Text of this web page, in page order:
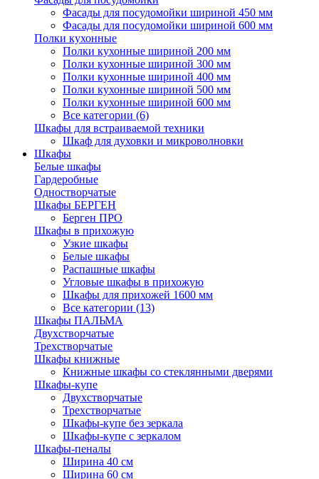
Фасады для посудомойки шириной 450 мм
Фасады для посудомойки шириной 600 мм
Полки кухонные
Полки кухонные шириной 200 мм
Полки кухонные шириной 300 мм
Полки кухонные шириной 400 мм
Полки кухонные шириной 500 мм
Полки кухонные шириной 600 мм
Все категории (6)
Шкафы для встраиваемой техники
Шкаф для духовки и микроволновки
Шкафы
Белые шкафы
Гардеробные
Одностворчатые
Шкафы БЕРГЕН
Берген ПРО
Шкафы в прихожую
Узкие шкафы
Белые шкафы
Распашные шкафы
Угловые шкафы в прихожую
Шкафы для прихожей 1600 мм
Все категории (13)
Шкафы ПАЛЬМА
Двухстворчатые
Трехстворчатые
Шкафы книжные
Книжные шкафы со стеклянными дверями
Шкафы-купе
Двухстворчатые
Трехстворчатые
Шкафы-купе без зеркала
Шкафы-купе с зеркалом
Шкафы-пеналы
Ширина 40 см
Ширина 60 см